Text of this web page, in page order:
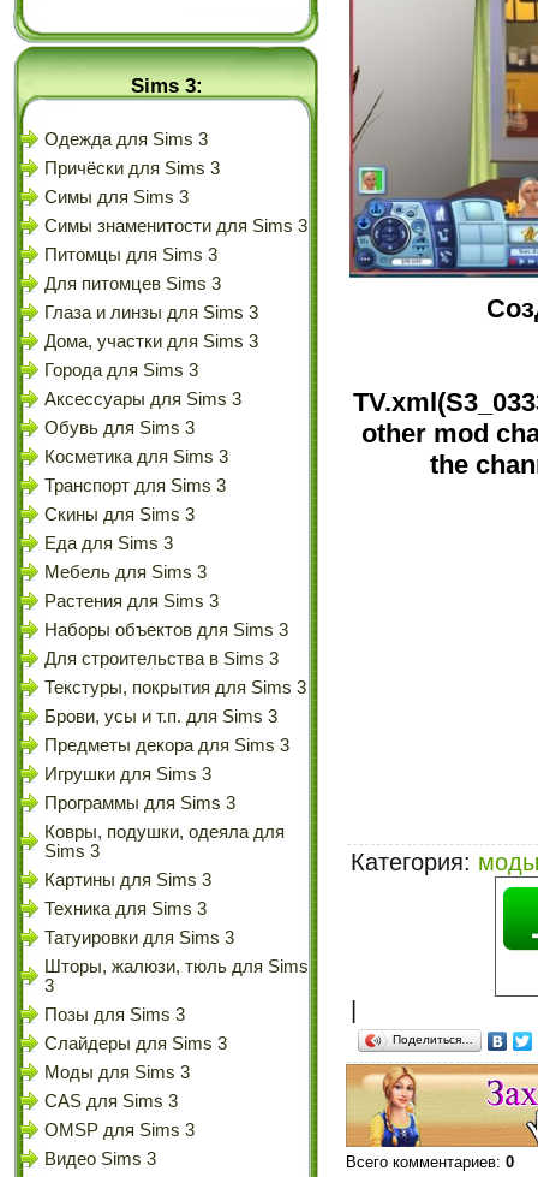
Sims 3:
Одежда для Sims 3
Причёски для Sims 3
Симы для Sims 3
Симы знаменитости для Sims 3
Питомцы для Sims 3
Для питомцев Sims 3
Глаза и линзы для Sims 3
Дома, участки для Sims 3
Города для Sims 3
Аксессуары для Sims 3
Обувь для Sims 3
Косметика для Sims 3
Транспорт для Sims 3
Скины для Sims 3
Еда для Sims 3
Мебель для Sims 3
Растения для Sims 3
Наборы объектов для Sims 3
Для строительства в Sims 3
Текстуры, покрытия для Sims 3
Брови, усы и т.п. для Sims 3
Предметы декора для Sims 3
Игрушки для Sims 3
Программы для Sims 3
Ковры, подушки, одеяла для
Sims 3
Картины для Sims 3
Техника для Sims 3
Татуировки для Sims 3
Шторы, жалюзи, тюль для Sims
3
Позы для Sims 3
Слайдеры для Sims 3
Моды для Sims 3
CAS для Sims 3
OMSP для Sims 3
Видео Sims 3
other mod
the
Категория:
Поделиться…
Всего комментариев: 0